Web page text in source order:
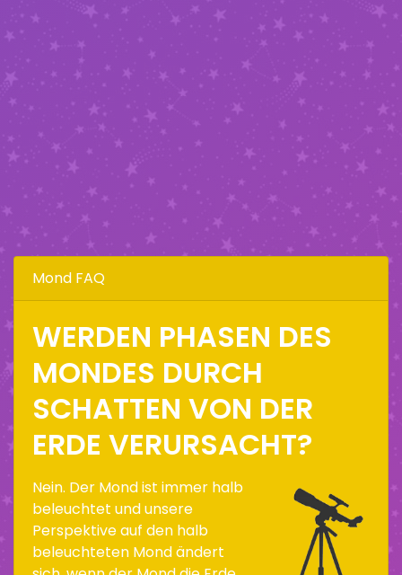
Mond FAQ
WERDEN PHASEN DES
MONDES DURCH
SCHATTEN VON DER
ERDE VERURSACHT?
Nein. Der Mond ist immer halb
beleuchtet und unsere
Perspektive auf den halb
beleuchteten Mond ändert